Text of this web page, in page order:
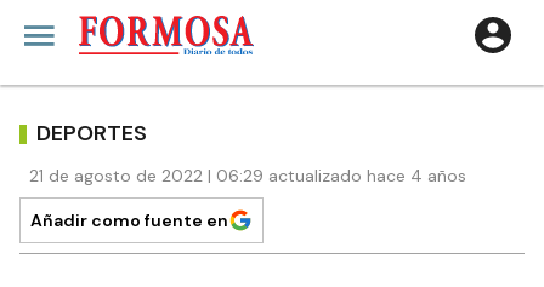
DEPORTES
21 de agosto de 2022 | 06:29 actualizado hace 4 años
Añadir como fuente en